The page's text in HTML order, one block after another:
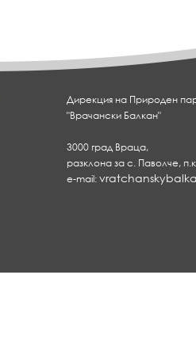
Дирекция на Природен
"Врачански Балкан"
3000 град Враца,
разклона за с. Паволче,
e-mail: